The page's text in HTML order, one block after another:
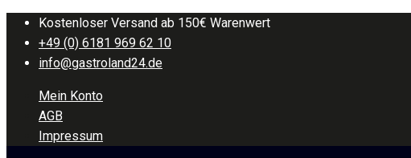
Kostenloser Versand ab 150€ Warenwert
+49 (0) 6181 969 62 10
info@gastroland24.de
Mein Konto
AGB
Impressum